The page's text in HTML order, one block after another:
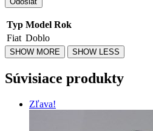
Typ Model Rok
Fiat Doblo
Súvisiace produkty
Zľava!